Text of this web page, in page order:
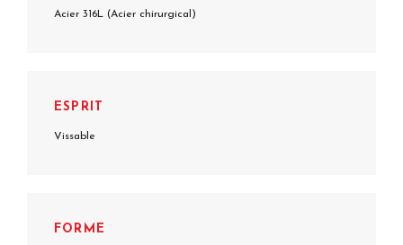
Acier 316L (Acier chirurgical)
ESPRIT
Vissable
FORME